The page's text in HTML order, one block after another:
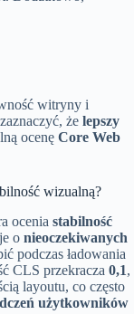
witryny i
że lepszy
ocenę Core Web
wizualną?
ocenia stabilność
o nieoczekiwanych
podczas ładowania
CLS przekracza 0,1,
layoutu, co często
użytkowników